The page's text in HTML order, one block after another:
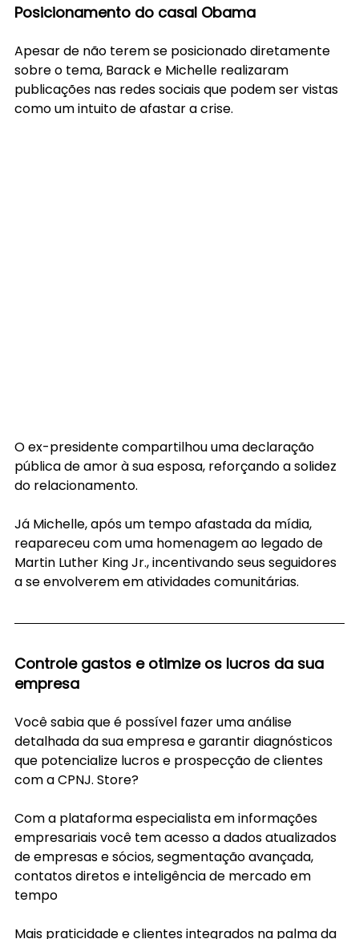
Posicionamento do casal Obama
Apesar de não terem se posicionado diretamente
sobre o tema, Barack e Michelle realizaram
publicações nas redes sociais que podem ser vistas
como um intuito de afastar a crise.
O ex-presidente compartilhou uma declaração
pública de amor à sua esposa, reforçando a solidez
do relacionamento.
Já Michelle, após um tempo afastada da mídia,
reapareceu com uma homenagem ao legado de
Martin Luther King Jr., incentivando seus seguidores
a se envolverem em atividades comunitárias.
Controle gastos e otimize os lucros da sua
empresa
Você sabia que é possível fazer uma análise
detalhada da sua empresa e garantir diagnósticos
que potencialize lucros e prospecção de clientes
com a CPNJ. Store?
Com a plataforma especialista em informações
empresariais você tem acesso a dados atualizados
de empresas e sócios, segmentação avançada,
contatos diretos e inteligência de mercado em
tempo
Mais praticidade e clientes integrados na palma da